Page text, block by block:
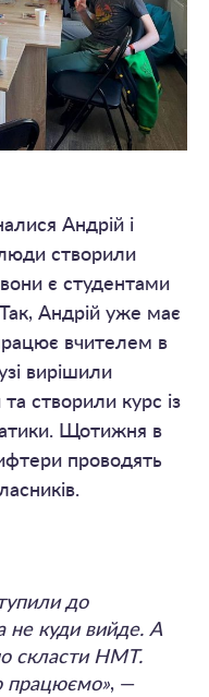
Андрій і
створили
є студентами
Так, Андрій уже має
вчителем в
вирішили
створили курс із
Щотижня в
проводять
до
а не куди вийде. А
скласти НМТ.
працюємо», —